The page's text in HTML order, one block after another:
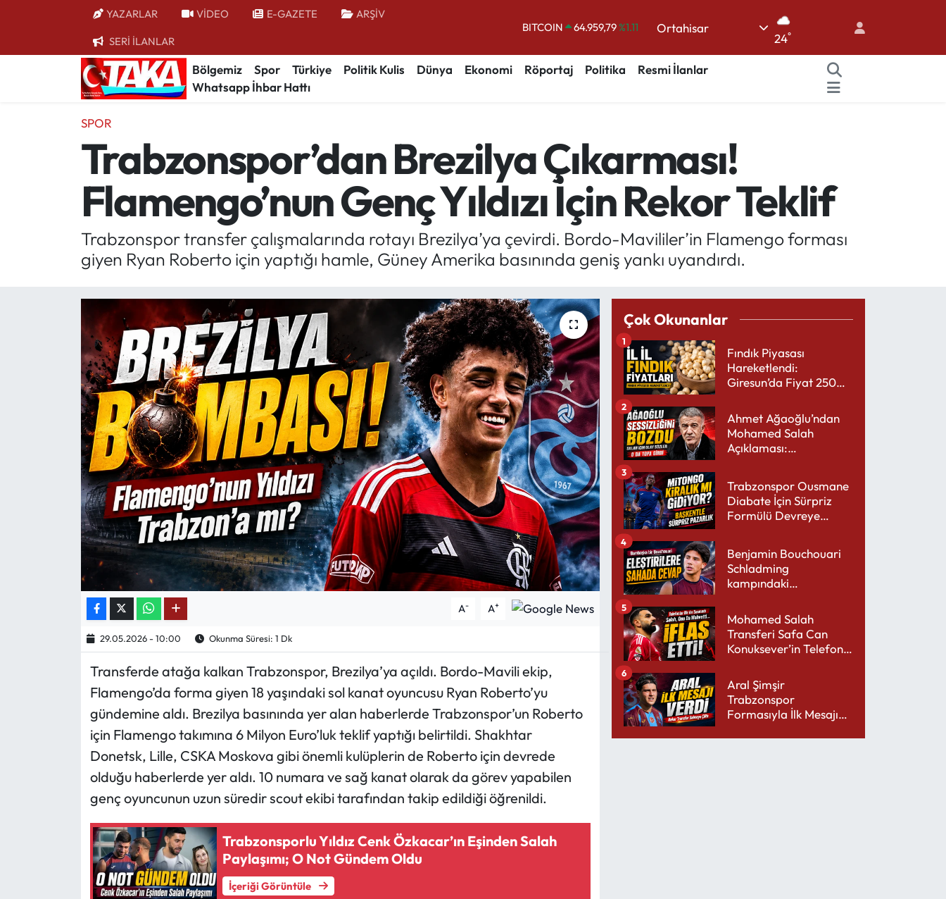
YAZARLAR VİDEO E-GAZETE ARŞİV
SERİ İLANLAR
BITCOIN 64.959,79%1.11
EURO
55,2510%0.32
BİST100
13.779%-14
Ortahisar
24°
Bölgemiz Spor Türkiye Politik Kulis Dünya Ekonomi Röportaj Politika
Resmi İlanlar
Whatsapp İhbar Hattı
SPOR
Trabzonspor’dan Brezilya Çıkarması!
Flamengo’nun Genç Yıldızı İçin Rekor Teklif
Trabzonspor transfer çalışmalarında rotayı Brezilya’ya çevirdi. Bordo-Mavililer’in Flamengo forması
giyen Ryan Roberto için yaptığı hamle, Güney Amerika basınında geniş yankı uyandırdı.
A- A+
29.05.2026 - 10:00 Okunma Süresi: 1 Dk
Transferde atağa kalkan Trabzonspor, Brezilya’ya açıldı. Bordo-Mavili ekip,
Flamengo’da forma giyen 18 yaşındaki sol kanat oyuncusu Ryan Roberto’yu
gündemine aldı. Brezilya basınında yer alan haberlerde Trabzonspor’un Roberto
için Flamengo takımına 6 Milyon Euro’luk teklif yaptığı belirtildi. Shakhtar
Donetsk, Lille, CSKA Moskova gibi önemli kulüplerin de Roberto için devrede
olduğu haberlerde yer aldı. 10 numara ve sağ kanat olarak da görev yapabilen
genç oyuncunun uzun süredir scout ekibi tarafından takip edildiği öğrenildi.
Trabzonsporlu Yıldız Cenk Özkacar’ın Eşinden Salah
Paylaşımı; O Not Gündem Oldu
İçeriği Görüntüle
Çok Okunanlar
Fındık Piyasası
Hareketlendi:
Giresun’da Fiyat 250
1
Ahmet Ağaoğlu’ndan
Mohamed Salah
Açıklaması:
2
Trabzonspor Ousmane
Diabate İçin Sürpriz
Formülü Devreye
3
Benjamin Bouchouari
Schladming
kampındaki
4
Mohamed Salah
Transferi Safa Can
Konuksever’in Telefon
5
Aral Şimşir
Trabzonspor
Formasıyla İlk Mesajını
6
Bölgemiz
Kültür/Sanat
Politik Kulis
Mektup Galeri
Röportaj
Manşet
Köşe Yazıları
Karikatür Galeri
ASTROLOJİ
Spor Yazıları
Trabzon Nöbetçi Eczaneler
Trabzon Hava Durumu
Trabzon Trafik Yoğunluk Haritası
Süper Lig Puan Durumu ve Fikstür
Tüm Manşetler
Son Dakika Haberleri
Haber Arşivi